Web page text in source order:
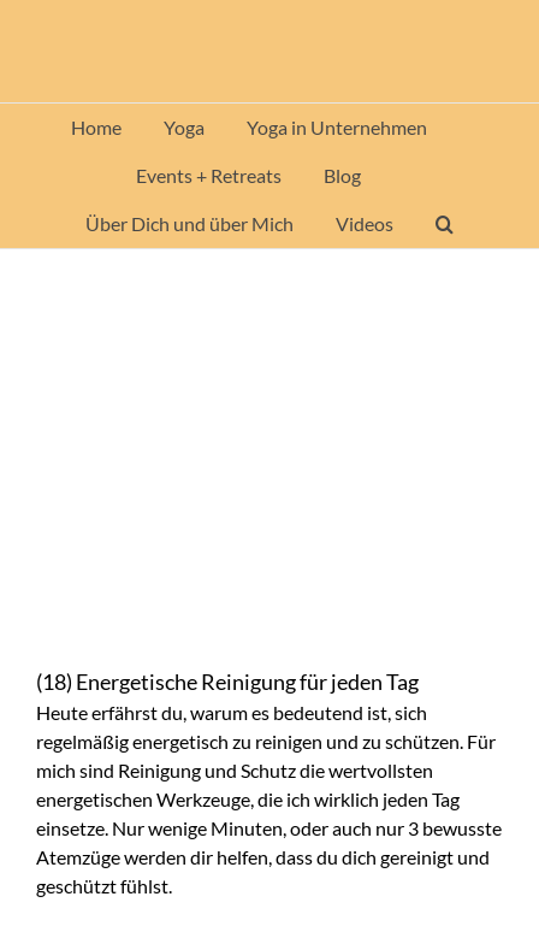
Home Yoga Yoga in Unternehmen
Events + Retreats Blog
Über Dich und über Mich Videos
(18) Energetische Reinigung für jeden Tag
Heute erfährst du, warum es bedeutend ist, sich
regelmäßig energetisch zu reinigen und zu schützen. Für
mich sind Reinigung und Schutz die wertvollsten
energetischen Werkzeuge, die ich wirklich jeden Tag
einsetze. Nur wenige Minuten, oder auch nur 3 bewusste
Atemzüge werden dir helfen, dass du dich gereinigt und
geschützt fühlst.